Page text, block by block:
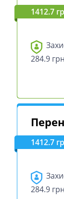
1412.7
284.9
1412.7
284.9